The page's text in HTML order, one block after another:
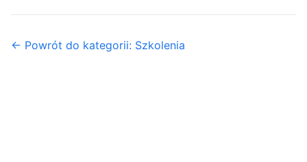
← Powrót do kategorii: Szkolenia